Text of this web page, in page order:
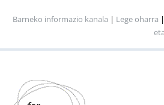
Barneko informazio kanala | Lege oharra |